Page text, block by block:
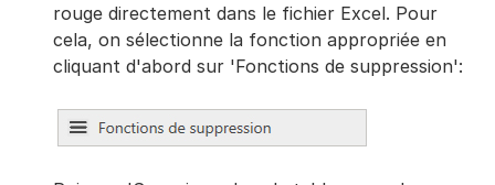
rouge directement dans le fichier Excel. Pour
cela, on sélectionne la fonction appropriée en
cliquant d'abord sur 'Fonctions de suppression':